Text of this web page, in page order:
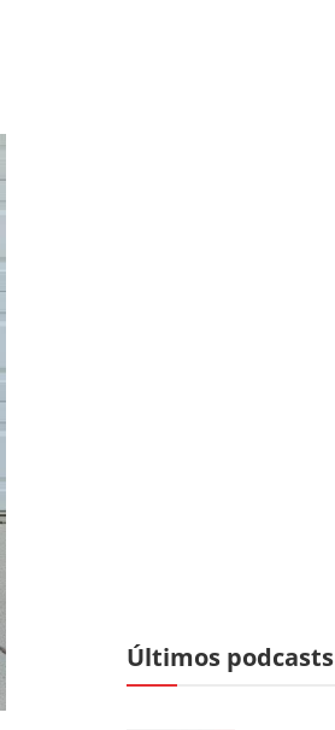
Últimos podcasts